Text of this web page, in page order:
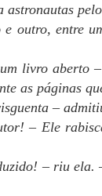
e outro, entre
livro aberto
as páginas
–
– Ele
– riu ela.
avisou Paul assim
Henry, que
desde que os filhos
ao vídeo com
de Sergei
9
Estou em
a arte), e já